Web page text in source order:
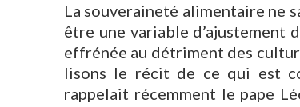
La souveraineté alimentaire ne
être une variable d’ajustement
effrénée au détriment des
lisons le récit de ce qui est
rappelait récemment le pape